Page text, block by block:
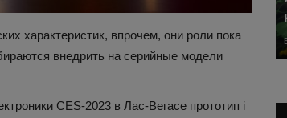
характеристик, впрочем, они роли пока
внедрить на серийные модели
CES-2023 в Лас-Вегасе прототип i